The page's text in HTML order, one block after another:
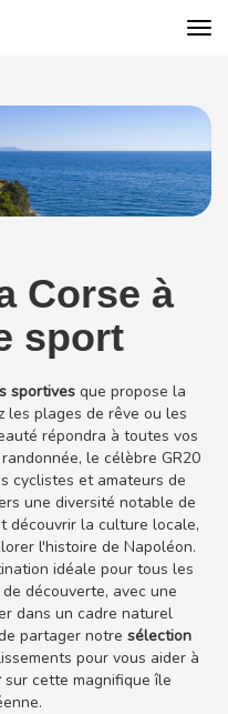
Corse à
sport
sportivesque propose la
les plages de rêve ou les
répondra à toutes vos
le célèbre GR20
cyclistes et amateurs de
une diversité notable de
découvrir la culture locale,
l'histoire de Napoléon.
idéale pour tous les
découverte, avec une
dans un cadre naturel
partager notre sélection
pour vous aider à
sur cette magnifique île